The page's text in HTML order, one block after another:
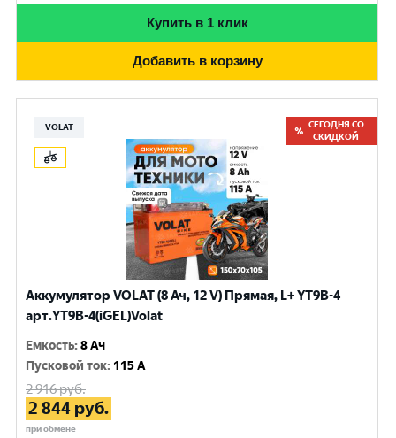
Купить в 1 клик
Добавить в корзину
VOLAT
СЕГОДНЯ СО
СКИДКОЙ
Аккумулятор VOLAT (8 Ач, 12 V) Прямая, L+ YT9B-4
арт.YT9B-4(iGEL)Volat
Емкость:8 Ач
Пусковой ток: 115 A
2 916руб.
2 844 руб.
при обмене